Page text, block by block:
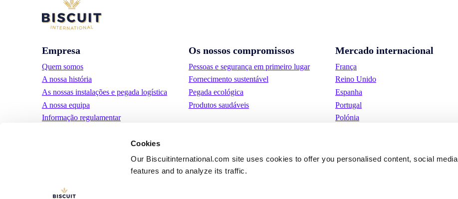
Cookies
Our Biscuitinternational.com site uses cookies to offer you personalised content, social media
features and to analyze its traffic.
Empresa
Quem somos
A nossa história
As nossas instalações e pegada logística
A nossa equipa
Informação regulamentar
Os nossos compromissos
Pessoas e segurança em primeiro lugar
Fornecimento sustentável
Pegada ecológica
Produtos saudáveis
Mercado internacional
França
Reino Unido
Espanha
Portugal
Polónia
Suécia